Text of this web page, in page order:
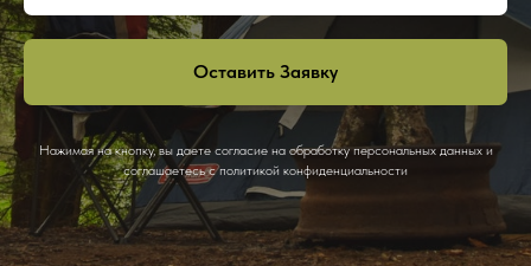
Оставить Заявку
Нажимая на кнопку, вы даете согласие на обработку персональных данных и
соглашаетесь c политикой конфиденциальности